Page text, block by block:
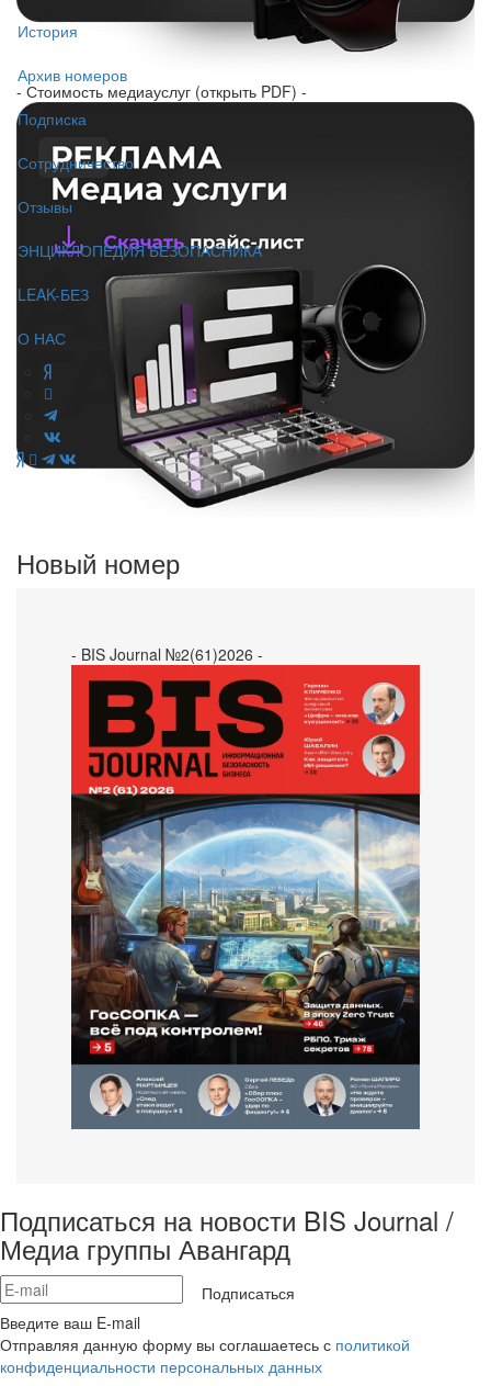
История
Архив номеров
Подписка
Сотрудничество
Отзывы
ЭНЦИКЛОПЕДИЯ БЕЗОПАСНИКА
LEAK-БЕЗ
О НАС
- Стоимость медиауслуг (открыть PDF) -
Новый номер
- BIS Journal №2(61)2026 -
Подписаться на новости BIS Journal /
Медиа группы Авангард
Подписаться
Введите ваш E-mail
Отправляя данную форму вы соглашаетесь с политикой
конфиденциальности персональных данных